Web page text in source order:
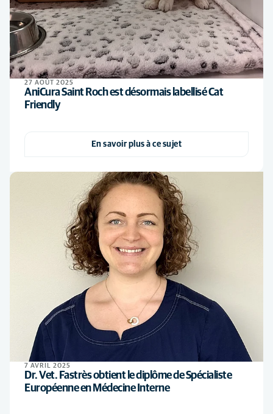
27 AOÛT 2025
AniCura Saint Roch est désormais labellisé Cat
Friendly
En savoir plus à ce sujet
7 AVRIL 2025
Dr. Vet. Fastrès obtient le diplôme de Spécialiste
Européenne en Médecine Interne